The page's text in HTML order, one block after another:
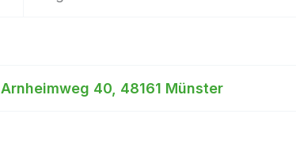
Arnheimweg 40, 48161 Münster